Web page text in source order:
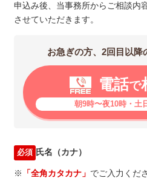
申込み後、当事務所からご相談内
させていただきます。
お急ぎの方、2回目以降
電話で
朝9時〜夜10時・土
必須 氏名（カナ）
※ 「全角カタカナ」 でご入力くだ